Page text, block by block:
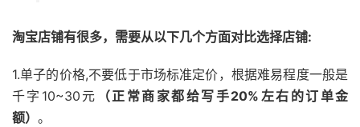
淘宝店铺有很多，需要从以下几个方面对比选择店铺:
1.单子的价格,不要低于市场标准定价，根据难易程度一般是
千字10~30元
（正常商家都给写手20%左右的订单金
额） 。